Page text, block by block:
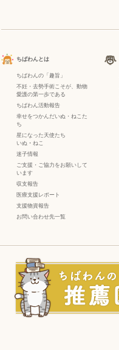
ちばわんとは
ちばわんの「趣旨」
不妊・去勢手術こそが、動物
愛護の第一歩である
ちばわん活動報告
幸せをつかんだいぬ・ねこた
ち
星になった天使たち
いぬ ・ ねこ
迷子情報
ご支援・ご協力をお願いして
います
収支報告
医療支援レポート
支援物資報告
お問い合わせ先一覧